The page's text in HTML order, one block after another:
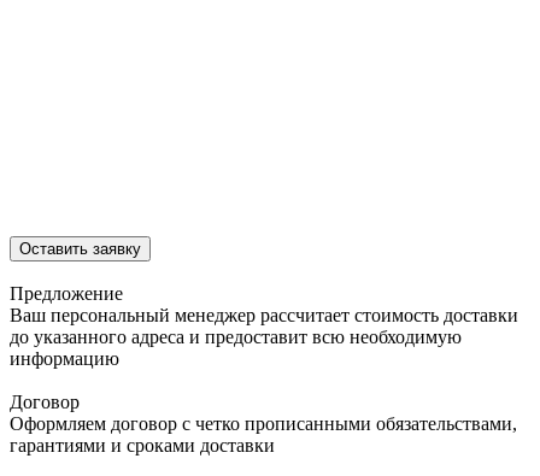
Оставить заявку
Предложение
Ваш персональный менеджер рассчитает стоимость доставки
до указанного адреса и предоставит всю необходимую
информацию
Договор
Оформляем договор с четко прописанными обязательствами,
гарантиями и сроками доставки